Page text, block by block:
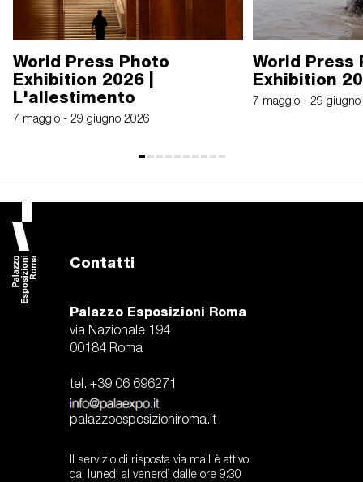
World Press Photo
Exhibition 2026 |
L'allestimento
7 maggio - 29 giugno 2026
World Press
Exhibition
7 maggio - 29
Contatti
Palazzo Esposizioni Roma
via Nazionale 194
00184 Roma
tel. +39 06 696271
palazzoesposizioniroma.it
Il servizio di risposta via mail è attivo
dal lunedi al venerdì dalle ore 9:30